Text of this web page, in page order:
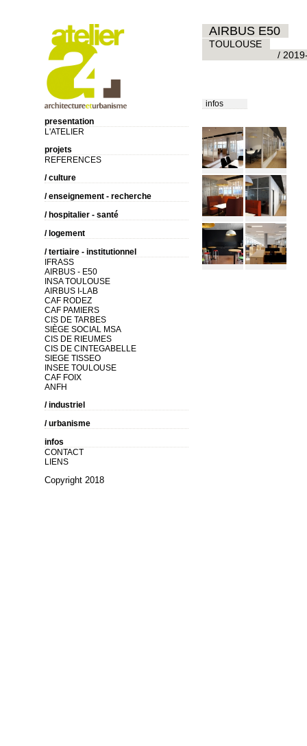
presentation
L'ATELIER
projets
REFERENCES
/ culture
/ enseignement - recherche
/ hospitalier - santé
/ logement
/ tertiaire - institutionnel
IFRASS
AIRBUS - E50
INSA TOULOUSE
AIRBUS I-LAB
CAF RODEZ
CAF PAMIERS
CIS DE TARBES
SIÈGE SOCIAL MSA
CIS DE RIEUMES
CIS DE CINTEGABELLE
SIEGE TISSEO
INSEE TOULOUSE
CAF FOIX
ANFH
/ industriel
/ urbanisme
infos
CONTACT
LIENS
Copyright 2018
AIRBUS E50
TOULOUSE
/
infos